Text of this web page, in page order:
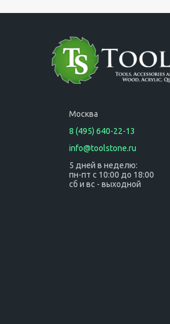
сменной
50.8мм, t=15.9 и
19 мм, H=22.5мм,
L=78мм, Z2, S12
(арт.DMR052)
Москва
8 (495) 640-22-13
info@toolstone.ru
5 дней в неделю:
пн-пт с 10:00 до 18:00
сб и вс - выходной